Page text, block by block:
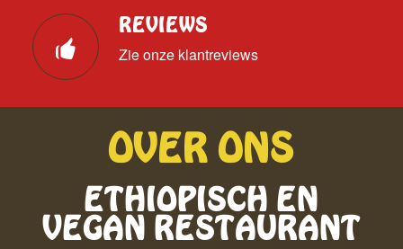
REVIEWS
Zie onze klantreviews
OVER ONS
ETHIOPISCH EN
VEGAN RESTAURANT